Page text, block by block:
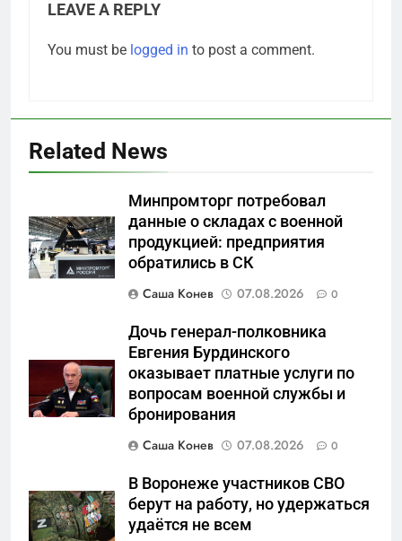
LEAVE A REPLY
You must be logged in to post a comment.
Related News
Минпромторг потребовал
данные о складах с военной
продукцией: предприятия
обратились в СК
Саша Конев
07.08.2026 0
Дочь генерал-полковника
Евгения Бурдинского
оказывает платные услуги по
вопросам военной службы и
бронирования
Саша Конев
07.08.2026 0
В Воронеже участников СВО
берут на работу, но удержаться
удаётся не всем
5
Что происходит в
калининградском анклаве:
защиты Отечества»
6
«500-тонный беспилотник»
или очередная показуха? Что
скрывает российский ВМФ
Перезагрузка в Удмуртии:
Отставка Бречалова как